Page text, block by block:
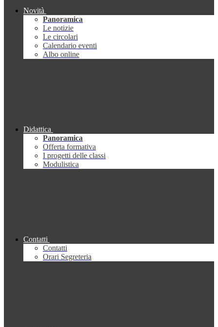
Novità
Panoramica
Le notizie
Le circolari
Calendario eventi
Albo online
Didattica
Panoramica
Offerta formativa
I progetti delle classi
Modulistica
Contatti
Contatti
Orari Segreteria